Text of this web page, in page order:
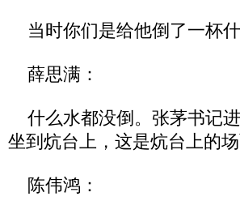
当时你们是给他倒了一杯什
薛思满：
什么水都没倒。张茅书记
坐到炕台上，这是炕台上的场
陈伟鸿：